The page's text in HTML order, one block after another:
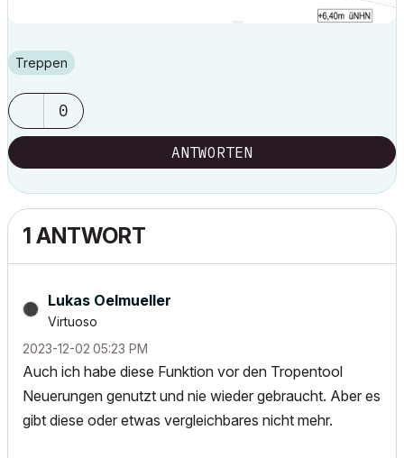
Treppen
0
ANTWORTEN
1 ANTWORT
Lukas Oelmueller
Virtuoso
‎2023-12-02 05:23 PM
Auch ich habe diese Funktion vor den Tropentool
Neuerungen genutzt und nie wieder gebraucht. Aber es
gibt diese oder etwas vergleichbares nicht mehr.